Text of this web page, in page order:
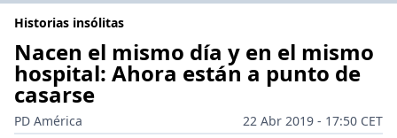
Historias insólitas
Nacen el mismo día y en el mismo
hospital: Ahora están a punto de
casarse
PD América
22 Abr 2019 - 17:50 CET